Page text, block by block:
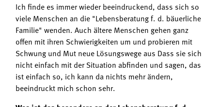
Ich finde es immer wieder beeindruckend, dass sich so
viele Menschen an die "Lebensberatung f. d. bäuerliche
Familie" wenden. Auch ältere Menschen gehen ganz
offen mit ihren Schwierigkeiten um und probieren mit
Schwung und Mut neue Lösungswege aus Dass sie sich
nicht einfach mit der Situation abfinden und sagen, das
ist einfach so, ich kann da nichts mehr ändern,
beeindruckt mich schon sehr.